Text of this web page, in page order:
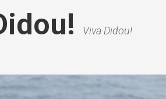
Viva Didou!